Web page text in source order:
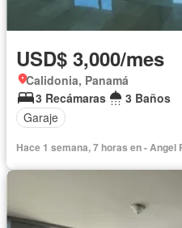
USD$ 3,000/mes
Calidonia, Panamá
3 Recámaras
3 Baños
Garaje
Hace 1 semana, 7 horas en - Angel